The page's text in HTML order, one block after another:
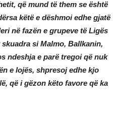
që mund të them se është
këtë e dëshmoi edhe gjatë
në fazën e grupeve të Ligës
si Malmo, Ballkanin,
ndeshja e parë tregoi që nuk
e lojës, shpresoj edhe kjo
që i gëzon këto favore që ka